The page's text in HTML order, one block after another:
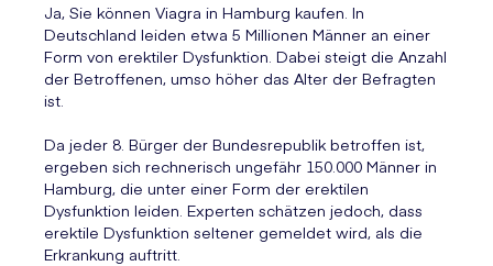
Ja, Sie können Viagra in Hamburg kaufen. In
Deutschland leiden etwa 5 Millionen Männer an einer
Form von erektiler Dysfunktion. Dabei steigt die Anzahl
der Betroffenen, umso höher das Alter der Befragten
ist.
Da jeder 8. Bürger der Bundesrepublik betroffen ist,
ergeben sich rechnerisch ungefähr 150.000 Männer in
Hamburg, die unter einer Form der erektilen
Dysfunktion leiden. Experten schätzen jedoch, dass
erektile Dysfunktion seltener gemeldet wird, als die
Erkrankung auftritt.